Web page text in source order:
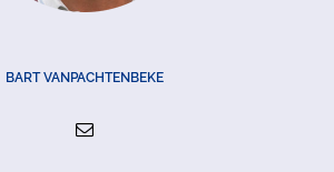
BART VANPACHTENBEKE